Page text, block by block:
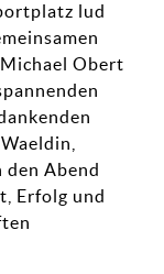
lud
Obert
Abend
Erfolg und